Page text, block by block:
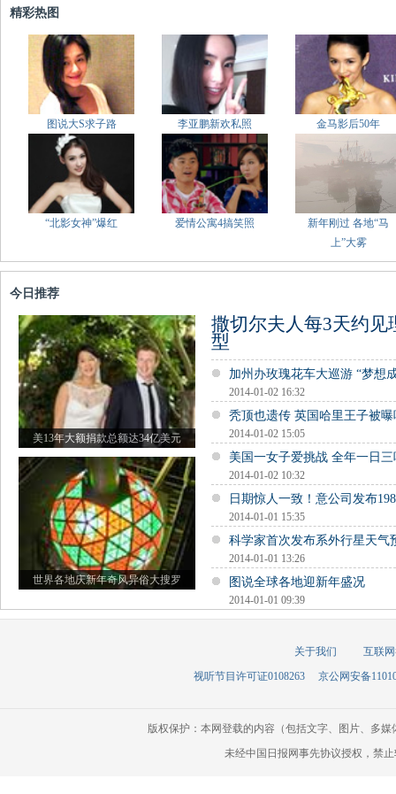
精彩热图
图说大S求子路 李亚鹏新欢私照 金马影后50年
“北影女神”爆红 爱情公寓4搞笑照
新年刚过 各地“马
上”大雾
今日推荐
美13年大额捐款总额达34亿美元
世界各地庆新年奇风异俗大搜罗
撒切尔夫人每3天约见
型
加州办玫瑰花车大巡游 “梦想
2014-01-02 16:32
秃顶也遗传 英国哈里王子被
2014-01-02 15:05
美国一女子爱挑战 全年一日
2014-01-02 10:32
日期惊人一致！意公司发布
2014-01-01 15:35
科学家首次发布系外行星天气
2014-01-01 13:26
图说全球各地迎新年盛况
2014-01-01 09:39
关于我们
互联
视听节目许可证0108263
京公网安备
版权保护：本网登载的内容（包括文字、图片、多
未经中国日报网事先协议授权，禁止